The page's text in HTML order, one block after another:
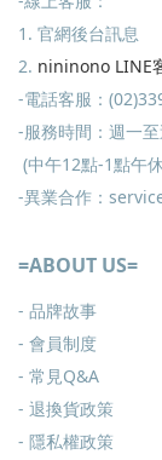
1. 官網後台訊息
2. nininono LINE
-電話客服：
-服務時間：週一
(中午12點-1點午
-異業合作：
=ABOUT US=
- 品牌故事
- 會員制度
- 常見Q&A
- 退換貨政策
- 隱私權政策